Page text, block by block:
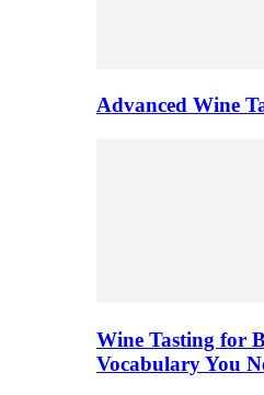
Advanced Wine
Wine Tasting for
Vocabulary You